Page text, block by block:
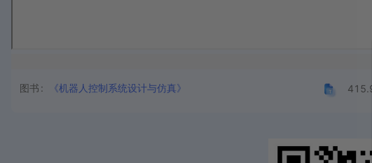
图书 《机器人控制系统设计与仿真》